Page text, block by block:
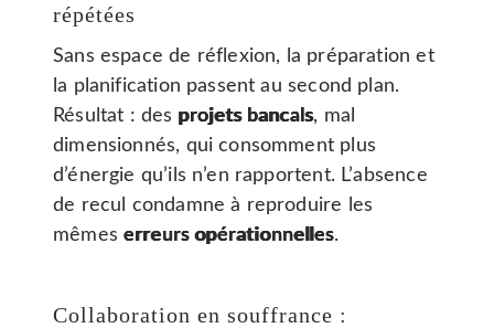
répétées
Sans espace de réflexion, la préparation et
la planification passent au second plan.
Résultat : des projets bancals, mal
dimensionnés, qui consomment plus
d’énergie qu’ils n’en rapportent. L’absence
de recul condamne à reproduire les
mêmeserreurs opérationnelles.
Collaboration en souffrance :